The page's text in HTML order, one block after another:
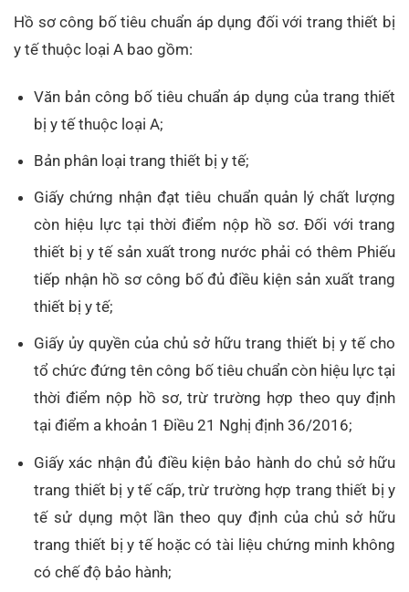
Hồ sơ công bố tiêu chuẩn áp dụng đối với trang thiết bị
y tế thuộc loại A bao gồm:
Văn bản công bố tiêu chuẩn áp dụng của trang thiết
bị y tế thuộc loại A;
Bản phân loại trang thiết bị y tế;
Giấy chứng nhận đạt tiêu chuẩn quản lý chất lượng
còn hiệu lực tại thời điểm nộp hồ sơ. Đối với trang
thiết bị y tế sản xuất trong nước phải có thêm Phiếu
tiếp nhận hồ sơ công bố đủ điều kiện sản xuất trang
thiết bị y tế;
Giấy ủy quyền của chủ sở hữu trang thiết bị y tế cho
tổ chức đứng tên công bố tiêu chuẩn còn hiệu lực tại
thời điểm nộp hồ sơ, trừ trường hợp theo quy định
tại điểm a khoản 1 Điều 21 Nghị định 36/2016;
Giấy xác nhận đủ điều kiện bảo hành do chủ sở hữu
trang thiết bị y tế cấp, trừ trường hợp trang thiết bị y
tế sử dụng một lần theo quy định của chủ sở hữu
trang thiết bị y tế hoặc có tài liệu chứng minh không
có chế độ bảo hành;